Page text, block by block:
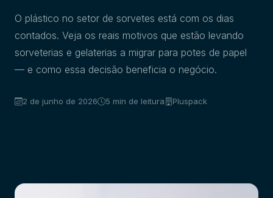
O plástico no setor de sorvetes está com os dias
contados. Veja os reais motivos que estão levando
sorveterias e gelaterias a migrar para potes de papel
— e como essa decisão beneficia o negócio.
2 de junho de 2026 5 min de leitura Pluspack